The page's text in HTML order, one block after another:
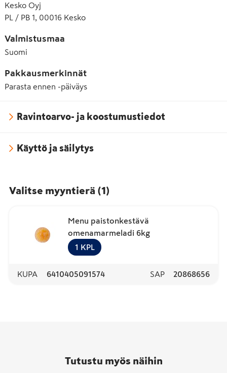
Kesko Oyj
PL / PB 1, 00016 Kesko
Valmistusmaa
Suomi
Pakkausmerkinnät
Parasta ennen -päiväys
Ravintoarvo- ja koostumustiedot
Käyttö ja säilytys
Valitse myyntierä (1)
Menu paistonkestävä
omenamarmeladi 6kg
1 KPL
KUPA 6410405091574 SAP 20868656
Tutustu myös näihin